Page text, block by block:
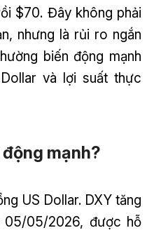
$70. Đây không phải
nhưng là rủi ro ngắn
biến động mạnh
và lợi suất thực
mạnh?
US Dollar. DXY tăng
05/05/2026, được hỗ